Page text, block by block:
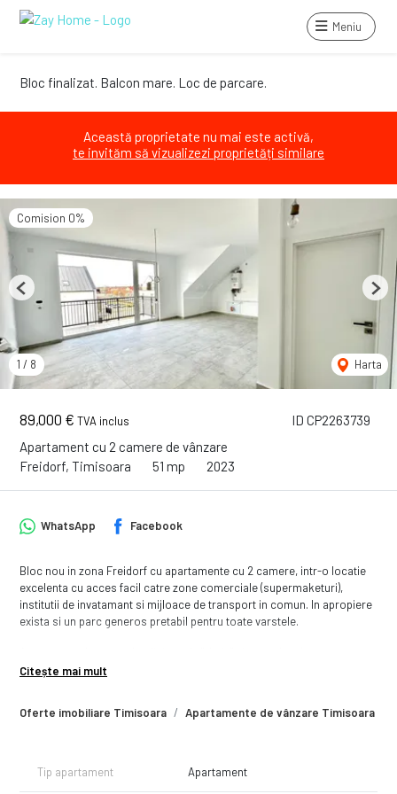
Meniu
Bloc finalizat. Balcon mare. Loc de parcare.
Această proprietate nu mai este activă,
te invităm să vizualizezi proprietăți similare
ID CP2263739
89,000 € TVA inclus
Apartament cu 2 camere de vânzare
Freidorf, Timisoara
51 mp 2023
Comision 0%
1 / 8 Harta
Previous Next
Oferte imobiliare Timisoara Apartamente de vânzare Timisoara
WhatsApp Facebook
Bloc nou in zona Freidorf cu apartamente cu 2 camere, intr-o locatie
excelenta cu acces facil catre zone comerciale (supermaketuri),
institutii de invatamant si mijloace de transport in comun. In apropiere
exista si un parc generos pretabil pentru toate varstele.
utilitatile (apa, canal. curent si gaz). Cele de parter beneficiaza de
Blocul dispune de lift, panouri solare.
PARTER cu gradina proprie:
Citește mai mult
Tip apartament Apartament